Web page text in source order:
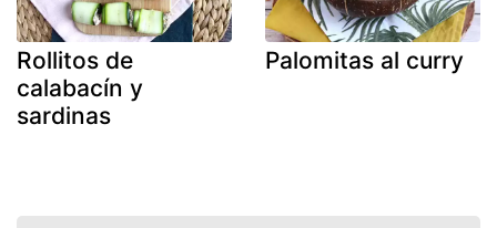
Rollitos de
calabacín y
sardinas
Palomitas al curry